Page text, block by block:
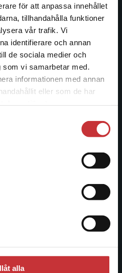
för att anpassa innehållet
tillhandahålla funktioner
vår trafik. Vi
identifierare och annan
de sociala medier och
vi samarbetar med.
informationen med annan
eller som de har
alla
enhet utanför Sverige.
utanför Sverige. För
måste